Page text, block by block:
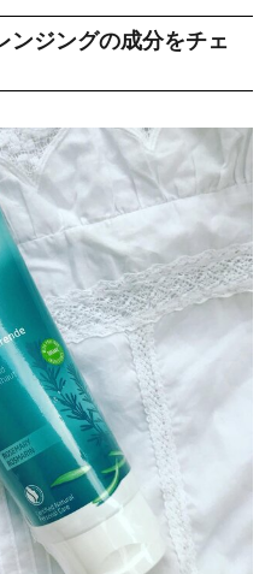
ンジングの成分をチェ